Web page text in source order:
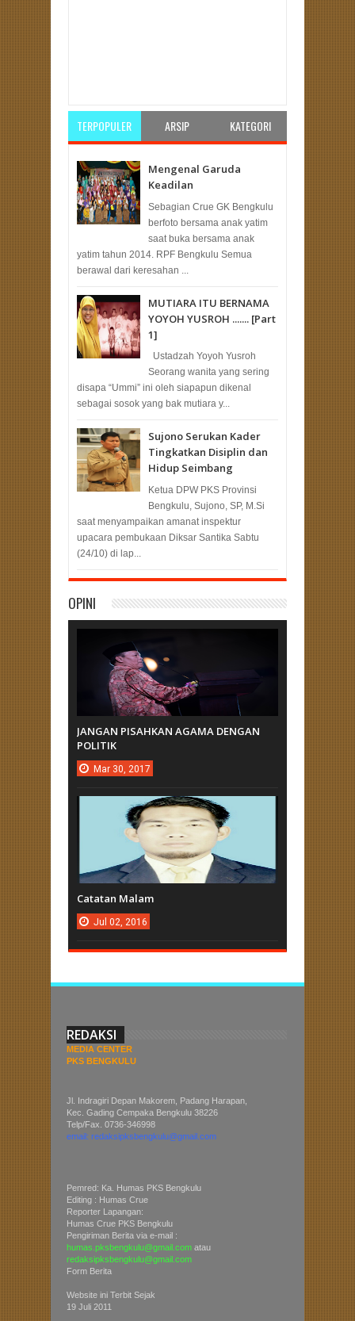
TERPOPULER ARSIP KATEGORI
Mengenal Garuda
Keadilan
Sebagian Crue GK Bengkulu
berfoto bersama anak yatim
saat buka bersama anak
yatim tahun 2014. RPF Bengkulu Semua
berawal dari keresahan ...
MUTIARA ITU BERNAMA
YOYOH YUSROH ....... [Part
1]
Ustadzah Yoyoh Yusroh
Seorang wanita yang sering
disapa “Ummi” ini oleh siapapun dikenal
sebagai sosok yang bak mutiara y...
Sujono Serukan Kader
Tingkatkan Disiplin dan
Hidup Seimbang
Ketua DPW PKS Provinsi
Bengkulu, Sujono, SP, M.Si
saat menyampaikan amanat inspektur
upacara pembukaan Diksar Santika Sabtu
(24/10) di lap...
OPINI
JANGAN PISAHKAN AGAMA DENGAN
POLITIK
Mar 30, 2017
Catatan Malam
Jul 02, 2016
REDAKSI
MEDIA CENTER
PKS BENGKULU
Jl. Indragiri Depan Makorem, Padang Harapan,
Kec. Gading Cempaka Bengkulu 38226
Telp/Fax. 0736-346998
email: redaksipksbengkulu@gmail.com
Pemred: Ka. Humas PKS Bengkulu
Editing : Humas Crue
Reporter Lapangan:
Humas Crue PKS Bengkulu
Pengiriman Berita via e-mail :
humas.pksbengkulu@gmail.com atau
redaksipksbengkulu@gmail.com
Form Berita
Website ini Terbit Sejak
19 Juli 2011